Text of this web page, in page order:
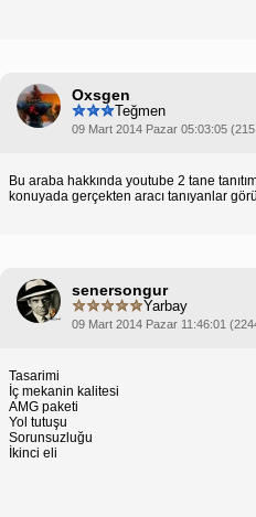
Oxsgen
Teğmen
09 Mart 2014 Pazar 05:03:05
Bu araba hakkında youtube 2 tane
konuyada gerçekten aracı tanıyanlar
senersongur
Yarbay
09 Mart 2014 Pazar 11:46:01
Tasarimi
İç mekanin kalitesi
AMG paketi
Yol tutuşu
Sorunsuzluğu
İkinci eli